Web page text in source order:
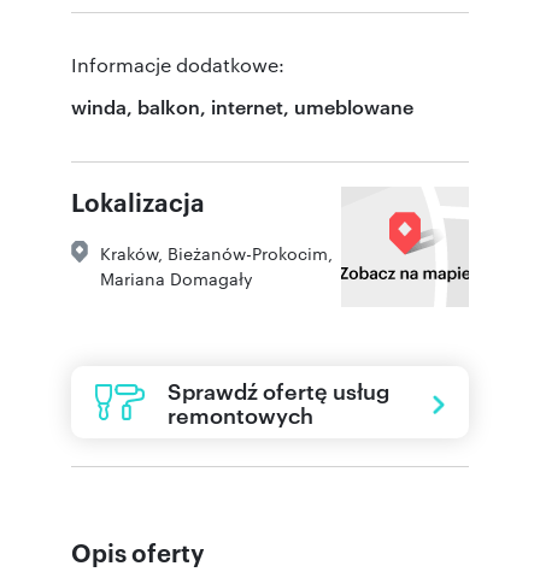
Informacje dodatkowe:
winda, balkon, internet, umeblowane
Lokalizacja
Kraków, Bieżanów-Prokocim
Mariana Domagały
Sprawdź ofertę usług
remontowych
Opis oferty